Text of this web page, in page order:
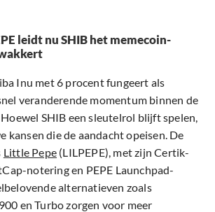
leidt nu SHIB het memecoin-
Inu met 6 procent fungeert als
veranderende momentum binnen de
SHIB een sleutelrol blijft spelen,
kansen die de aandacht opeisen. De
Little Pepe (LILPEPE), met zijn Certik-
notering en PEPE Launchpad-
alternatieven zoals
en Turbo zorgen voor meer